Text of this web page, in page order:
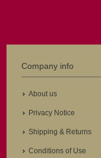
Company info
About us
Privacy Notice
Shipping & Returns
Conditions of Use